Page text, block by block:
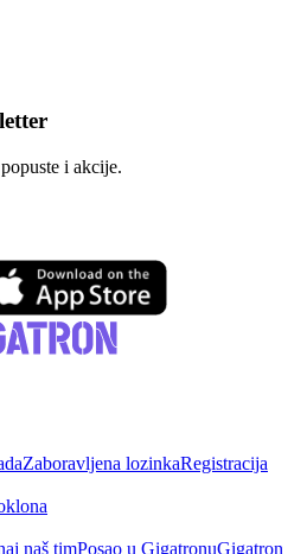
i akcije.
Zaboravljena lozinkaRegistracija
naš timPosao u GigatronuGigatron